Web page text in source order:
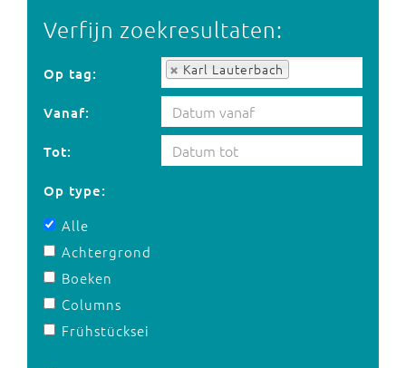
Verfijn zoekresultaten:
Op tag: Karl Lauterbach
Op tag:
Vanaf:
Tot:
Op type:
Alle
Achtergrond
Boeken
Columns
Frühstücksei